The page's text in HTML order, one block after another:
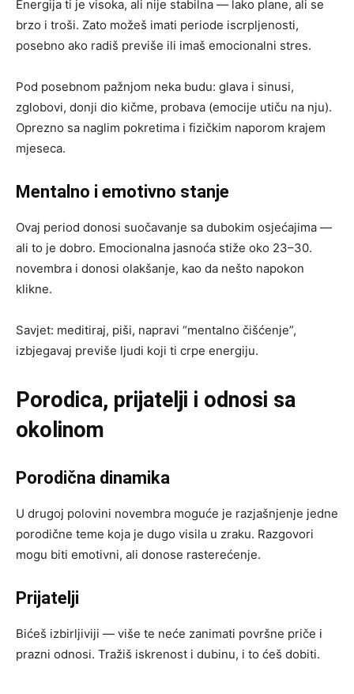
Energija ti je visoka, ali nije stabilna — lako plane, ali se
brzo i troši. Zato možeš imati periode iscrpljenosti,
posebno ako radiš previše ili imaš emocionalni stres.
Pod posebnom pažnjom neka budu: glava i sinusi,
zglobovi, donji dio kičme, probava (emocije utiču na nju).
Oprezno sa naglim pokretima i fizičkim naporom krajem
mjeseca.
Mentalno i emotivno stanje
Ovaj period donosi suočavanje sa dubokim osjećajima —
ali to je dobro. Emocionalna jasnoća stiže oko 23–30.
novembra i donosi olakšanje, kao da nešto napokon
klikne.
Savjet: meditiraj, piši, napravi “mentalno čišćenje”,
izbjegavaj previše ljudi koji ti crpe energiju.
Porodica, prijatelji i odnosi sa
okolinom
Porodična dinamika
U drugoj polovini novembra moguće je razjašnjenje jedne
porodične teme koja je dugo visila u zraku. Razgovori
mogu biti emotivni, ali donose rasterećenje.
Prijatelji
Bićeš izbirljiviji — više te neće zanimati površne priče i
prazni odnosi. Tražiš iskrenost i dubinu, i to ćeš dobiti.